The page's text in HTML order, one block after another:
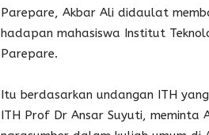
Parepare, Akbar Ali didaulat
hadapan mahasiswa Institut
Parepare.
Itu berdasarkan undangan ITH
ITH Prof Dr Ansar Suyuti, meminta